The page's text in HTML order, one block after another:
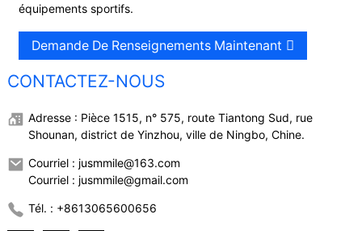
équipements sportifs.
Demande De Renseignements Maintenant
CONTACTEZ-NOUS
Adresse : Pièce 1515, n° 575, route Tiantong Sud, rue
Shounan, district de Yinzhou, ville de Ningbo, Chine.
Courriel : jusmmile@163.com
Courriel : jusmmile@gmail.com
Tél. : +8613065600656